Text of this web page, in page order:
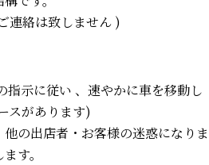
連絡は致しません )
指示に従い 、速やかに車を移動し
スがあります)
の出店者・お客様の迷惑になりま
す。